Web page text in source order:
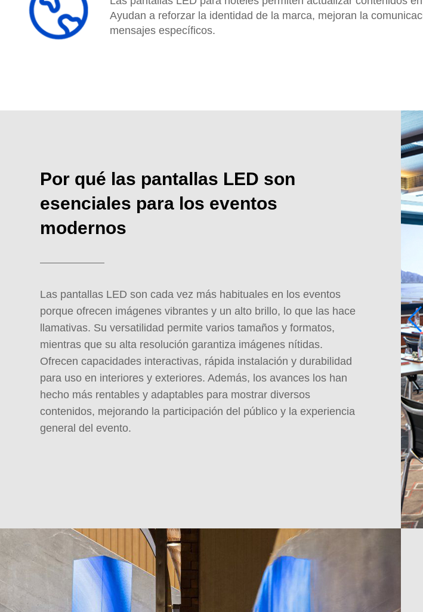
Ayudan a reforzar la identidad de la marca, mejoran la
mensajes específicos.
Por qué las pantallas LED son
esenciales para los eventos
modernos
Las pantallas LED son cada vez más habituales en los eventos
porque ofrecen imágenes vibrantes y un alto brillo, lo que las hace
llamativas. Su versatilidad permite varios tamaños y formatos,
mientras que su alta resolución garantiza imágenes nítidas.
Ofrecen capacidades interactivas, rápida instalación y durabilidad
para uso en interiores y exteriores. Además, los avances los han
hecho más rentables y adaptables para mostrar diversos
contenidos, mejorando la participación del público y la experiencia
general del evento.